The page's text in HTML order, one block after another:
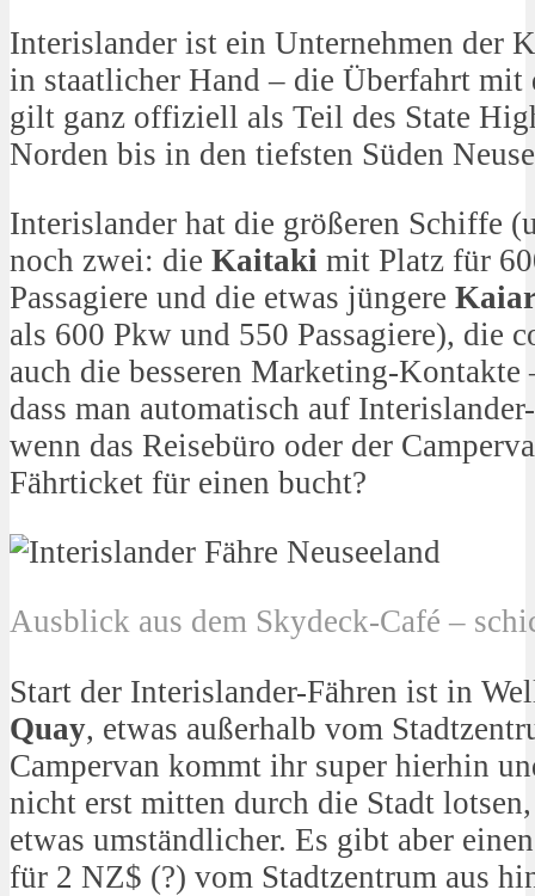
Interislander ist ein Unternehmen der
in staatlicher Hand – die Überfahrt mit
gilt ganz offiziell als Teil des State
Norden bis in den tiefsten Süden
Interislander hat die größeren Schiffe
noch zwei: die Kaitaki mit Platz für
Passagiere und die etwas jüngere
als 600 Pkw und 550 Passagiere), die
auch die besseren Marketing-
dass man automatisch auf
wenn das Reisebüro oder der
Fährticket für einen bucht?
Ausblick aus dem Skydeck-Café –
Start der Interislander-Fähren ist in
Quay, etwas außerhalb vom
Campervan kommt ihr super hierhin
nicht erst mitten durch die Stadt
etwas umständlicher. Es gibt aber
für 2 NZ$ (?) vom Stadtzentrum aus